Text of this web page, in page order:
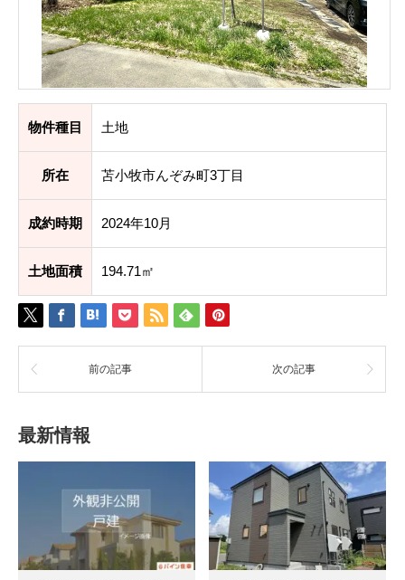
物件種目 土地
所在 苫小牧市んぞみ町3丁目
成約時期 2024年10月
土地面積 194.71㎡
前の記事 次の記事
最新情報